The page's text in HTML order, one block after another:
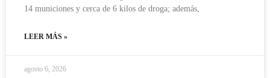
14 municiones y cerca de 6 kilos de droga; además,
LEER MÁS »
agosto 6, 2026